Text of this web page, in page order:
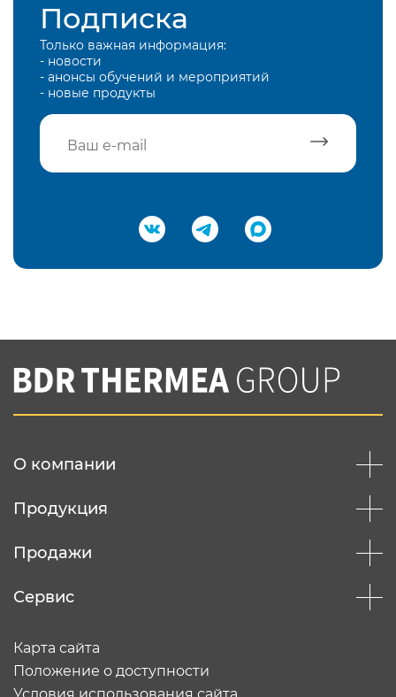
Подписка
Только важная информация:
- новости
- анонсы обучений и мероприятий
- новые продукты
Подтвердить e-mail
Вы соглашаетесь с нашей политикой
конфеденциальности
О компании
Продукция
Продажи
Сервис
Карта сайта
Положение о доступности